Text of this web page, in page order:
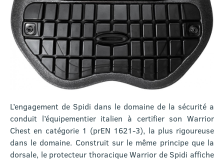
L’engagement de Spidi dans le domaine de la sécurité a
conduit l’équipementier italien à certifier son Warrior
Chest en catégorie 1 (prEN 1621-3), la plus rigoureuse
dans le domaine. Construit sur le même principe que la
dorsale, le protecteur thoracique Warrior de Spidi affiche